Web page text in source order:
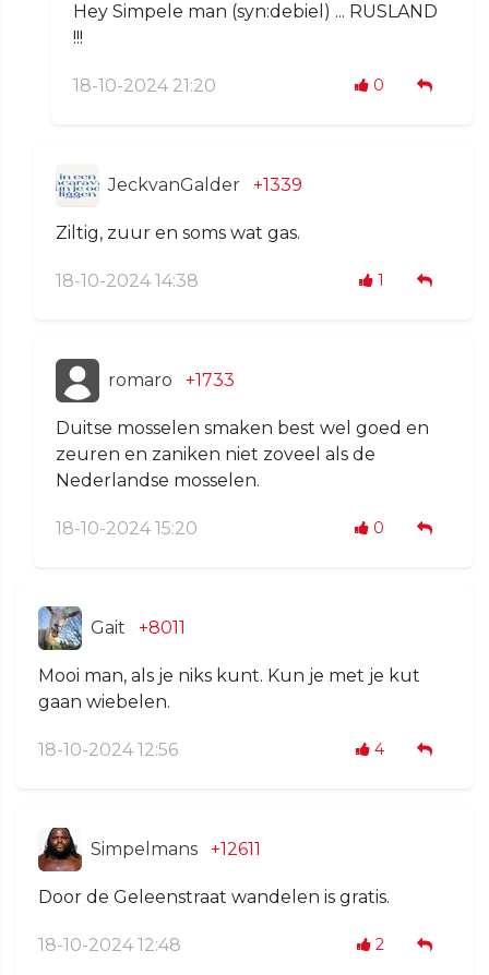
Hey Simpele man (syn:debiel) ... RUSLAND
!!!
18-10-2024 21:20 0
JeckvanGalder +1339
Ziltig, zuur en soms wat gas.
18-10-2024 14:38 1
romaro +1733
Duitse mosselen smaken best wel goed en
zeuren en zaniken niet zoveel als de
Nederlandse mosselen.
18-10-2024 15:20 0
Gait +8011
Mooi man, als je niks kunt. Kun je met je kut
gaan wiebelen.
18-10-2024 12:56 4
Simpelmans +12611
Door de Geleenstraat wandelen is gratis.
18-10-2024 12:48 2